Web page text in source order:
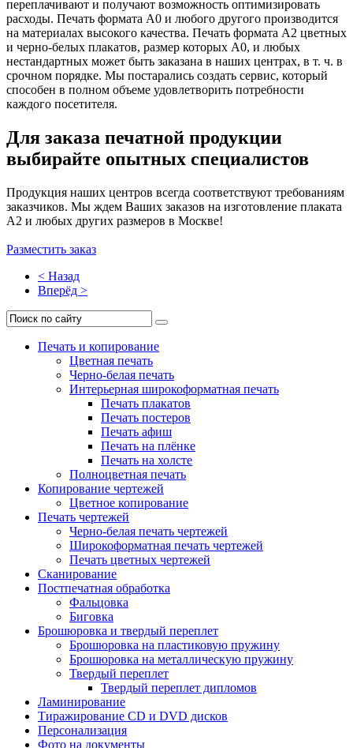
переплачивают и получают возможность оптимизировать
расходы. Печать формата А0 и любого другого производится
на материалах высокого качества. Печать формата А2 цветных
и черно-белых плакатов, размер которых А0, и любых
нестандартных может быть заказана в наших центрах, в т. ч. в
срочном порядке. Мы постарались создать сервис, который
способен в полном объеме удовлетворить потребности
каждого посетителя.
Для заказа печатной продукции
выбирайте опытных специалистов
Продукция наших центров всегда соответствуют требованиям
заказчиков. Мы ждем Ваших заказов на изготовление плаката
А2 и любых других размеров в Москве!
Разместить заказ
< Назад
Вперёд >
Печать и копирование
Цветная печать
Черно-белая печать
Интерьерная широкоформатная печать
Печать плакатов
Печать постеров
Печать афиш
Печать на плёнке
Печать на холсте
Полноцветная печать
Копирование чертежей
Цветное копирование
Печать чертежей
Черно-белая печать чертежей
Широкоформатная печать чертежей
Печать цветных чертежей
Сканирование
Постпечатная обработка
Фальцовка
Биговка
Брошюровка и твердый переплет
Брошюровка на пластиковую пружину
Брошюровка на металлическую пружину
Твердый переплет
Твердый переплет дипломов
Ламинирование
Тиражирование CD и DVD дисков
Персонализация
Фото на документы